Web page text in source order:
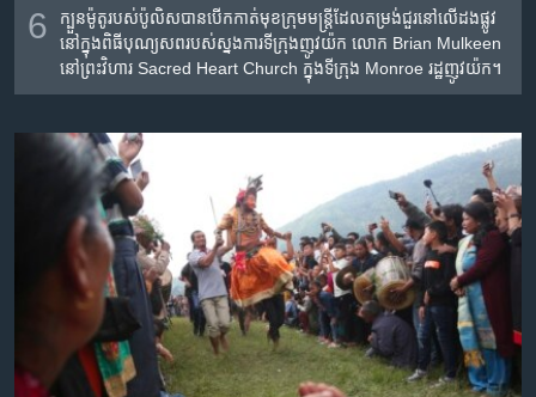
6
ក្បួន​ម៉ូតូ​របស់​ប៉ូលិស​បាន​បើក​កាត់​មុខ​ក្រុម​មន្ត្រី​ដែល​តម្រង់​ជួរ​នៅ​លើ​ដង​ផ្លូវ
នៅ​ក្នុង​ពិធី​បុណ្យ​សព​របស់​ស្នងការ​ទីក្រុង​ញូវយ៉ក លោក Brian Mulkeen
នៅ​ព្រះ​វិហារ Sacred Heart Church ក្នុង​ទីក្រុង Monroe រដ្ឋ​ញូវយ៉ក។